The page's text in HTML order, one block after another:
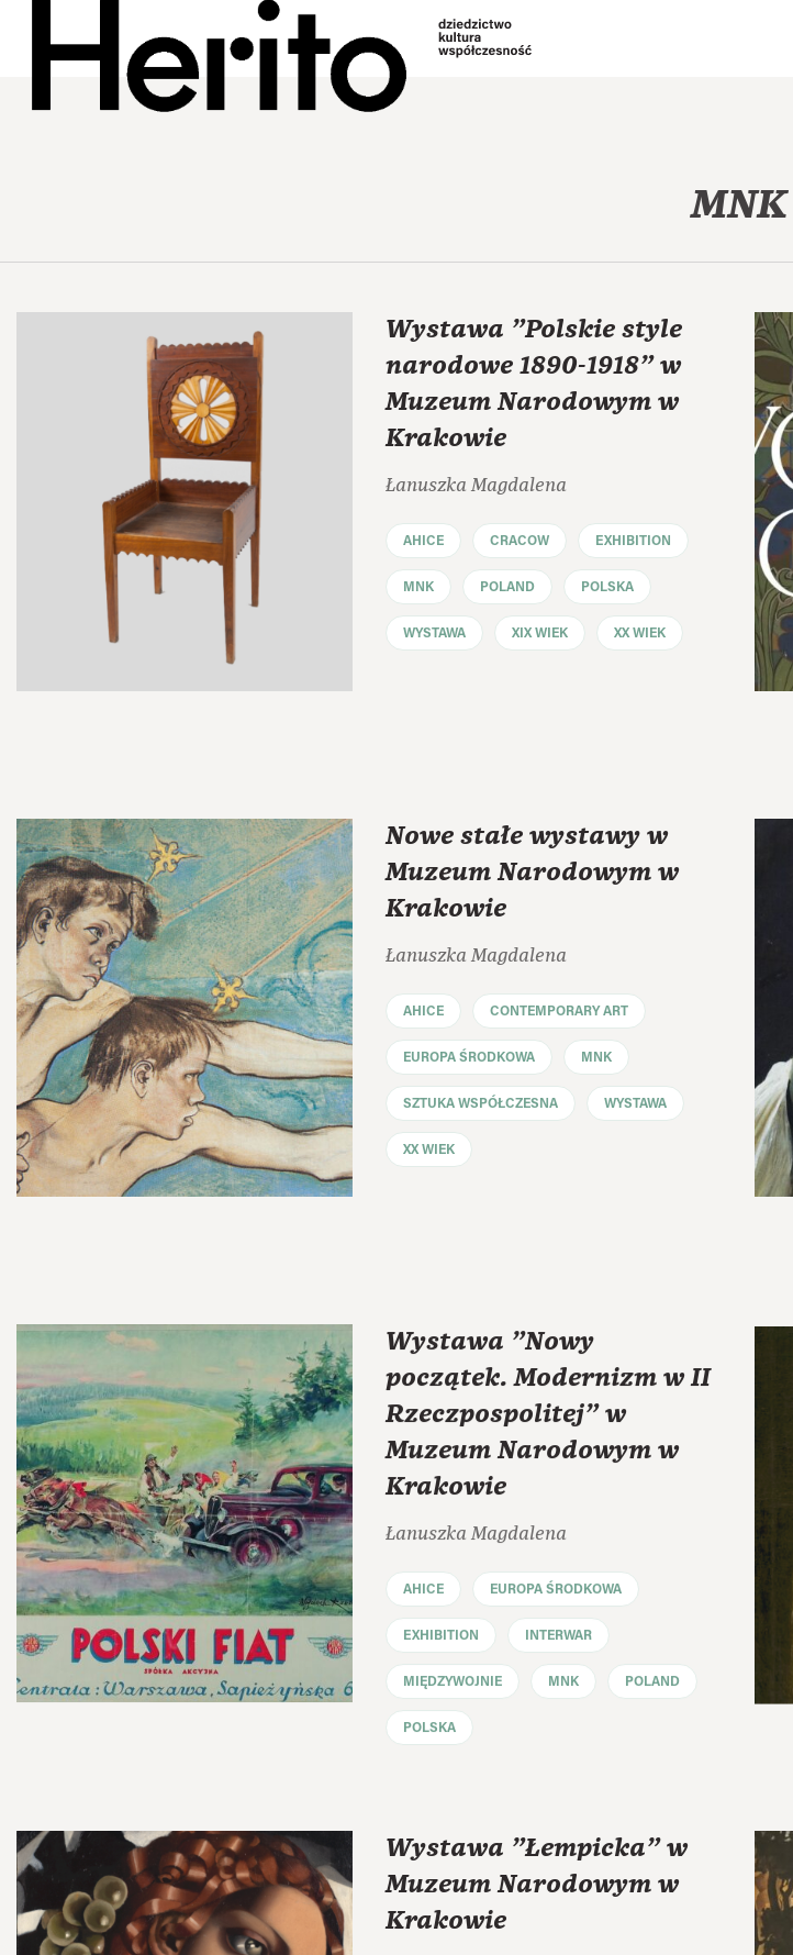
MNK
Wystawa "Polskie style
narodowe 1890-1918" w
Muzeum Narodowym w
Krakowie
Łanuszka Magdalena
AHICE CRACOW EXHIBITION
MNK POLAND POLSKA
WYSTAWA XIX WIEK XX WIEK
Nowe stałe wystawy w
Muzeum Narodowym w
Krakowie
Łanuszka Magdalena
AHICE CONTEMPORARY ART
EUROPA ŚRODKOWA MNK
SZTUKA WSPÓŁCZESNA WYSTAWA
XX WIEK
Wystawa "Nowy
początek. Modernizm w II
Rzeczpospolitej" w
Muzeum Narodowym w
Krakowie
Łanuszka Magdalena
AHICE EUROPA ŚRODKOWA
EXHIBITION INTERWAR
MIĘDZYWOJNIE MNK POLAND
POLSKA
Wystawa "Łempicka" w
Muzeum Narodowym w
Krakowie